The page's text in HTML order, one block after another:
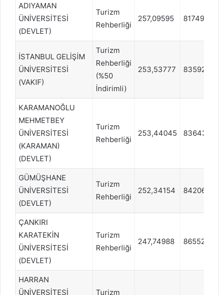
ADIYAMAN
ÜNİVERSİTESİ
(DEVLET)
Turizm
Rehberliği
257,09595 81749
İSTANBUL GELİŞİM
ÜNİVERSİTESİ
(VAKIF)
Turizm
Rehberliği
(%50
İndirimli)
253,53777 83592
KARAMANOĞLU
MEHMETBEY
ÜNİVERSİTESİ
(KARAMAN)
(DEVLET)
Turizm
Rehberliği
253,44045 83643
GÜMÜŞHANE
ÜNİVERSİTESİ
(DEVLET)
Turizm
Rehberliği
252,34154 84206
ÇANKIRI
KARATEKİN
ÜNİVERSİTESİ
(DEVLET)
Turizm
Rehberliği
247,74988 86552
HARRAN
ÜNİVERSİTESİ
Turizm